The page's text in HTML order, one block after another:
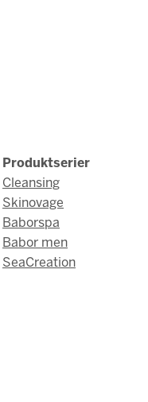
Produktserier
Cleansing
Skinovage
Baborspa
Babor men
SeaCreation